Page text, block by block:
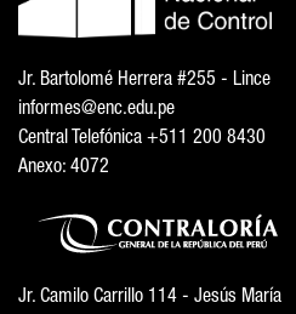
Jr. Bartolomé Herrera #255 - Lince
informes@enc.edu.pe
Central Telefónica +511 200 8430
Anexo: 4072
Jr. Camilo Carrillo 114 - Jesús María